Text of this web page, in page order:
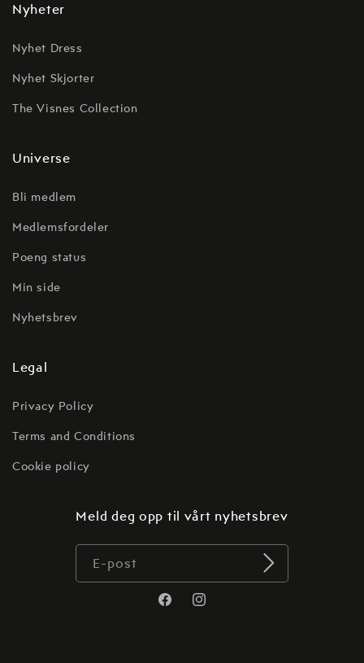
Nyheter
Nyhet Dress
Nyhet Skjorter
The Visnes Collection
Universe
Bli medlem
Medlemsfordeler
Poeng status
Min side
Nyhetsbrev
Legal
Privacy Policy
Terms and Conditions
Cookie policy
Meld deg opp til vårt nyhetsbrev
E-post
TranslationTranslation